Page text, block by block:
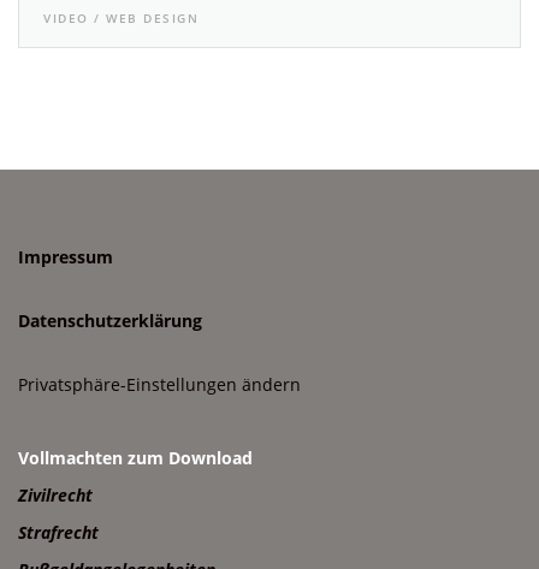
VIDEO / WEB DESIGN
Impressum
Datenschutzerklärung
Privatsphäre-Einstellungen ändern
Vollmachten zum Download
Zivilrecht
Strafrecht